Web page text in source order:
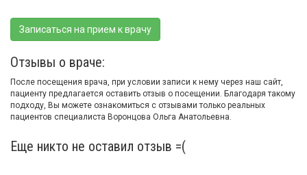
Записаться на прием к врачу
Отзывы о враче:
После посещения врача, при условии записи к нему через наш сайт,
пациенту предлагается оставить отзыв о посещении. Благодаря такому
подходу, Вы можете ознакомиться с отзывами только реальных
пациентов специалиста Воронцова Ольга Анатольевна.
Еще никто не оставил отзыв =(